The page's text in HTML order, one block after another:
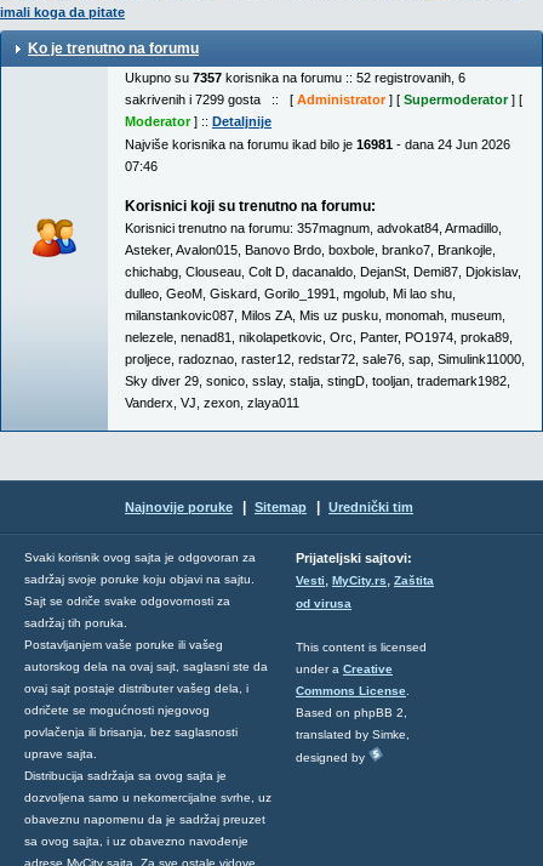
imali koga da pitate
Ko je trenutno na forumu
Ukupno su 7357 korisnika na forumu :: 52 registrovanih, 6
sakrivenih i 7299 gosta :: [ Administrator] [ Supermoderator] [
Moderator] :: Detaljnije
Najviše korisnika na forumu ikad bilo je 16981 - dana 24 Jun 2026
07:46
Korisnici koji su trenutno na forumu:
Korisnici trenutno na forumu: 357magnum advokat84 Armadillo
Asteker, Avalon015 Banovo Brdo boxbole branko7 Brankojle
chichabg Clouseau Colt D dacanaldo DejanSt Demi87 Djokislav,
dulleo GeoM Giskard Gorilo_1991 mgolub Mi lao shu
milanstankovic087 Milos ZA Mis uz pusku monomah museum
nelezele nenad81 nikolapetkovic Orc Panter, PO1974 proka89
proljece radoznao raster12 redstar72 sale76 sap Simulink11000
Sky diver 29 sonico sslay, stalja stingD tooljan trademark1982
Vanderx VJ zexon zlaya011
Najnovije poruke Sitemap Urednički tim
Svaki korisnik ovog sajta je odgovoran za
sadržaj svoje poruke koju objavi na sajtu.
Sajt se odriče svake odgovornosti za
sadržaj tih poruka.
Postavljanjem vaše poruke ili vašeg
autorskog dela na ovaj sajt, saglasni ste da
ovaj sajt postaje distributer vašeg dela, i
odričete se mogućnosti njegovog
povlačenja ili brisanja, bez saglasnosti
uprave sajta.
Distribucija sadržaja sa ovog sajta je
dozvoljena samo u nekomercijalne svrhe, uz
obaveznu napomenu da je sadržaj preuzet
sa ovog sajta, i uz obavezno navođenje
adrese MyCity sajta. Za sve ostale vidove
Prijateljski sajtovi:
Vesti, MyCity.rs, Zaštita
od virusa
This content is licensed
under a Creative
Commons License
Based on phpBB 2,
translated by Simke,
designed by